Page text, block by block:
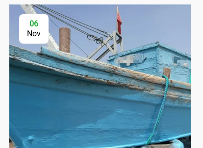
06
Nov